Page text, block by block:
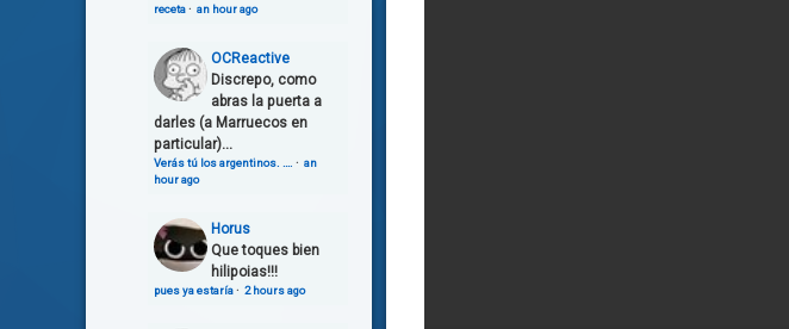
receta· an hour ago
OCReactive
Discrepo, como
abras la puerta a
darles (a Marruecos en
particular)...
Verás tú los argentinos. …. · an
hour ago
Horus
Que toques bien
hilipoias!!!
pues ya estaría· 2 hours ago